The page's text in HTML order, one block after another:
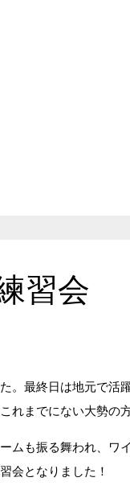
習会
。最終日は地元で活
までにない大勢の
ムも振る舞われ、ワ
会となりました！